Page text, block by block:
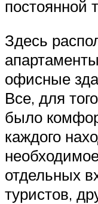
постоянной
Здесь
офисные
Все, для
было
каждого
отдельных
туристов,